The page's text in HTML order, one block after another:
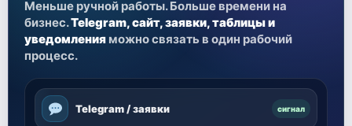
Меньше ручной работы. Больше времени на
бизнес.Telegram, сайт, заявки, таблицы и
уведомления можно связать в один рабочий
процесс.
Telegram / заявки сигнал